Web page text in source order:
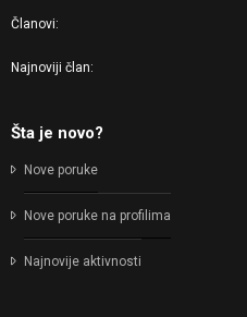
Članovi
Najnoviji član
Šta je novo?
Nove poruke
Nove poruke na profilima
Najnovije aktivnosti